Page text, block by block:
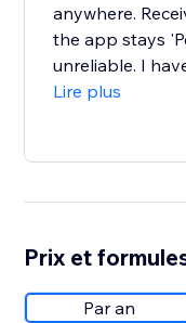
anywhere.
the app stays
unreliable. I
Lire plus
Prix et
Par an